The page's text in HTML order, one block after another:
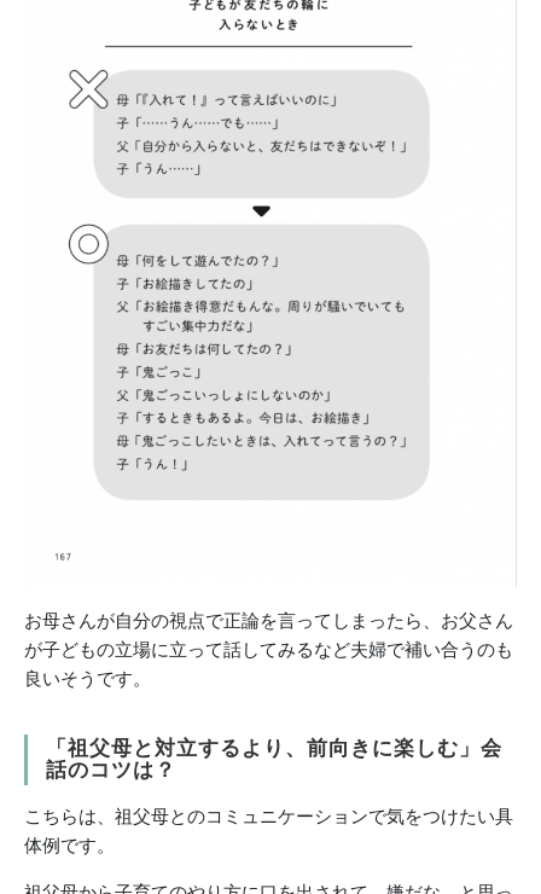
お母さんが自分の視点で正論を言ってしまったら、お父さん
が子どもの立場に立って話してみるなど夫婦で補い合うのも
良いそうです。
「祖父母と対立するより、前向きに楽しむ」会
話のコツは？
こちらは、祖父母とのコミュニケーションで気をつけたい具
体例です。